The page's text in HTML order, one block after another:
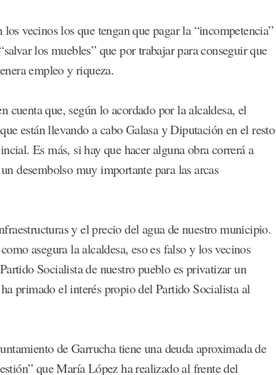
vecinos los que tengan que pagar la “incompetencia”
los muebles” que por trabajar para conseguir que
empleo y riqueza.
cuenta que, según lo acordado por la alcaldesa, el
están llevando a cabo Galasa y Diputación en el resto
Es más, si hay que hacer alguna obra correrá a
desembolso muy importante para las arcas
y el precio del agua de nuestro municipio.
asegura la alcaldesa, eso es falso y los vecinos
Socialista de nuestro pueblo es privatizar un
primado el interés propio del Partido Socialista al
de Garrucha tiene una deuda aproximada de
que María López ha realizado al frente del